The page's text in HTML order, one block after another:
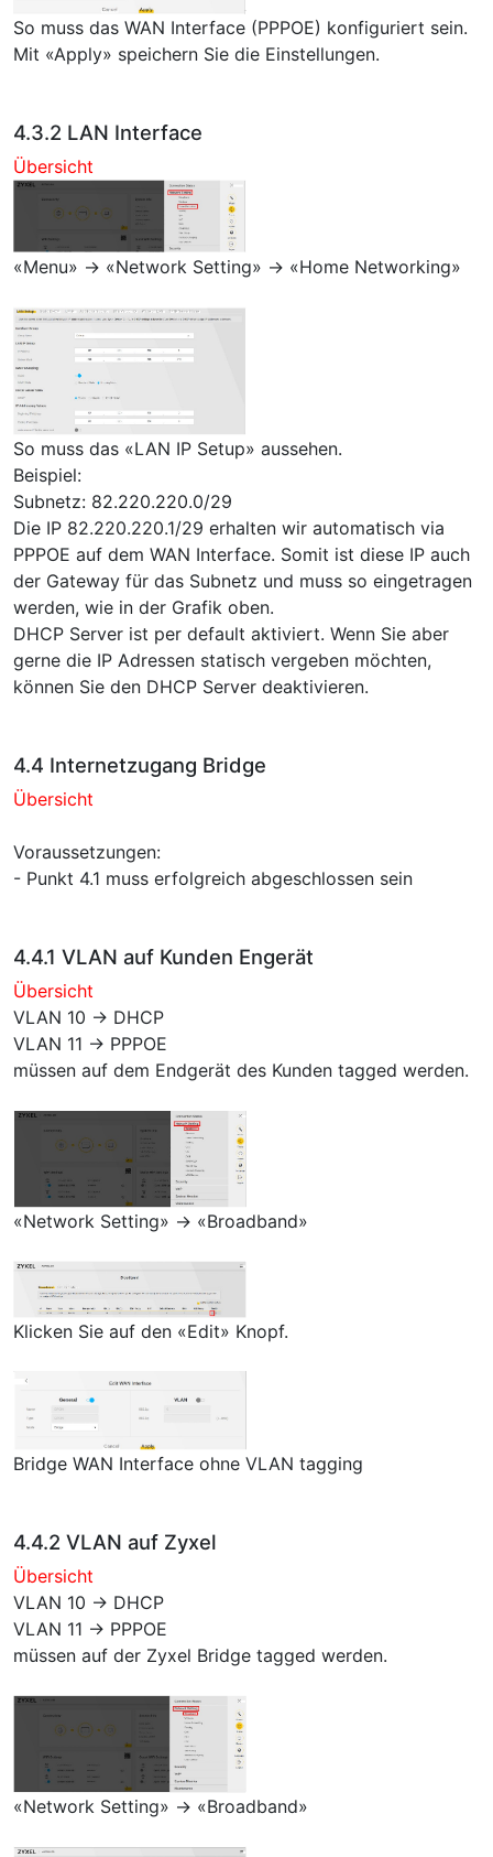
So muss das WAN Interface (PPPOE) konfiguriert sein.
Mit «Apply» speichern Sie die Einstellungen.
4.3.2 LAN Interface
Übersicht
«Menu» → «Network Setting» → «Home Networking»
So muss das «LAN IP Setup» aussehen.
Beispiel:
Subnetz: 82.220.220.0/29
Die IP 82.220.220.1/29 erhalten wir automatisch via
PPPOE auf dem WAN Interface. Somit ist diese IP auch
der Gateway für das Subnetz und muss so eingetragen
werden, wie in der Grafik oben.
DHCP Server ist per default aktiviert. Wenn Sie aber
gerne die IP Adressen statisch vergeben möchten,
können Sie den DHCP Server deaktivieren.
4.4 Internetzugang Bridge
Übersicht
Voraussetzungen:
- Punkt 4.1 muss erfolgreich abgeschlossen sein
4.4.1 VLAN auf Kunden Engerät
Übersicht
VLAN 10 → DHCP
VLAN 11 → PPPOE
müssen auf dem Endgerät des Kunden tagged werden.
«Network Setting» → «Broadband»
Klicken Sie auf den «Edit» Knopf.
Bridge WAN Interface ohne VLAN tagging
4.4.2 VLAN auf Zyxel
Übersicht
VLAN 10 → DHCP
VLAN 11 → PPPOE
müssen auf der Zyxel Bridge tagged werden.
«Network Setting» → «Broadband»